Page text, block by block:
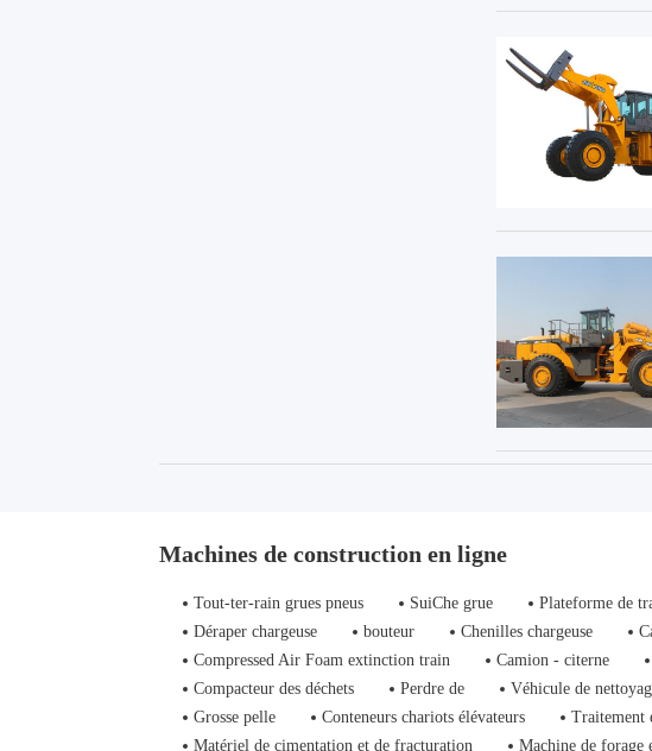
Machines de construction en ligne
Tout-ter-rain grues pneus SuiChe grue Plateforme de
Déraper chargeuse
bouteur Chenilles chargeuse
Compressed Air Foam extinction train
Camion - citerne
Compacteur des déchets
Perdre de Véhicule de
Grosse pelle
Conteneurs chariots élévateurs Traitement
Matériel de cimentation et de fracturation
Machine de forage